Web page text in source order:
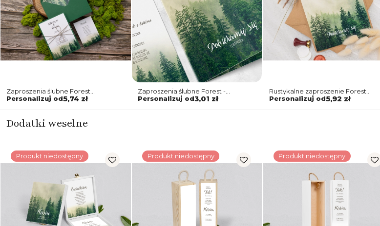
Zaproszenia ślubne Forest
z motywem lasu w zielonej
Personalizuj od5,74 zł
Zaproszenia ślubne Forest -
Składane Motyw 1
Personalizuj od3,01 zł
Rustykalne zaproszenie Forest
z kopertą, podklejką i zaklejką
Personalizuj od5,92 zł
Dodatki weselne
Produkt niedostępny Produkt niedostępny Produkt niedostępny